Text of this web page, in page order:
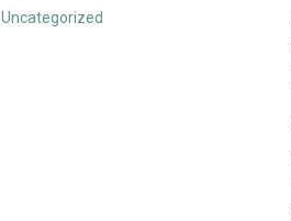
Uncategorized